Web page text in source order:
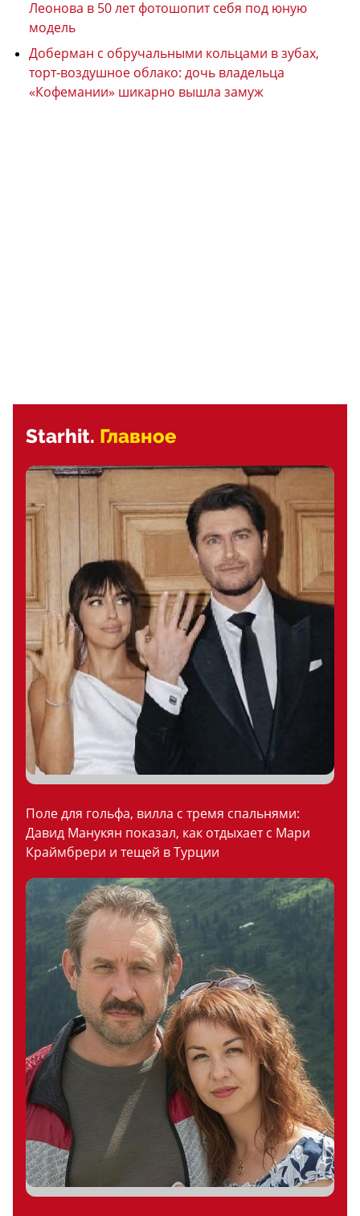
Леонова в 50 лет фотошопит себя под юную
модель
Доберман с обручальными кольцами в зубах,
торт-воздушное облако: дочь владельца
«Кофемании» шикарно вышла замуж
Starhit. Главное
Поле для гольфа, вилла с тремя спальнями:
Давид Манукян показал, как отдыхает с Мари
Краймбрери и тещей в Турции